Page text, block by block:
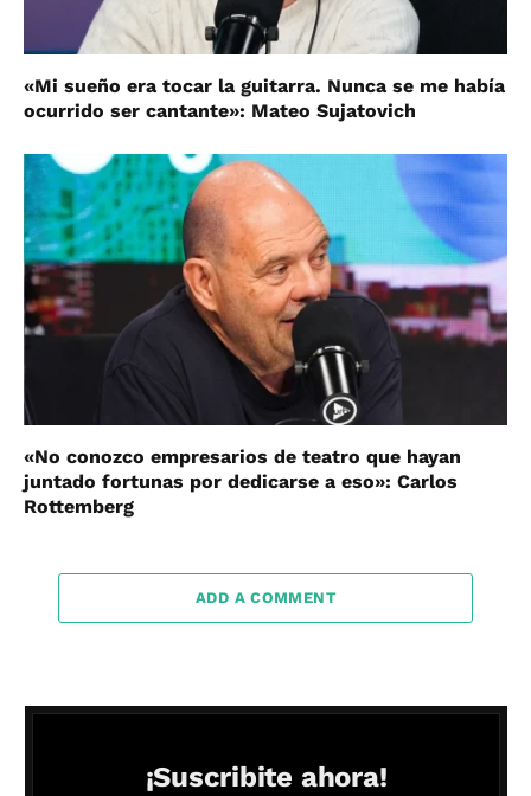
«Mi sueño era tocar la guitarra. Nunca se me había
ocurrido ser cantante»: Mateo Sujatovich
«No conozco empresarios de teatro que hayan
juntado fortunas por dedicarse a eso»: Carlos
Rottemberg
ADD A COMMENT
¡Suscribite ahora!